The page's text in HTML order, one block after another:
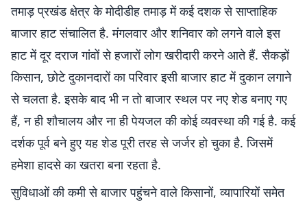
तमाड़ प्रखंड क्षेत्र के मोदीडीह तमाड़ में कई दशक से साप्ताहिक
बाजार हाट संचालित है. मंगलवार और शनिवार को लगने वाले इस
हाट में दूर दराज गांवों से हजारों लोग खरीदारी करने आते हैं. सैकड़ों
किसान, छोटे दुकानदारों का परिवार इसी बाजार हाट में दुकान लगाने
से चलता है. इसके बाद भी न तो बाजार स्थल पर नए शेड बनाए गए
हैं, न ही शौचालय और ना ही पेयजल की कोई व्यवस्था की गई है. कई
दर्शक पूर्व बने हुए यह शेड पूरी तरह से जर्जर हो चुका है. जिसमें
हमेशा हादसे का खतरा बना रहता है.
सुविधाओं की कमी से बाजार पहुंचने वाले किसानों, व्यापारियों समेत